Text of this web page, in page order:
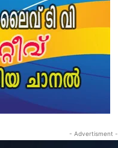
- Advertisment -